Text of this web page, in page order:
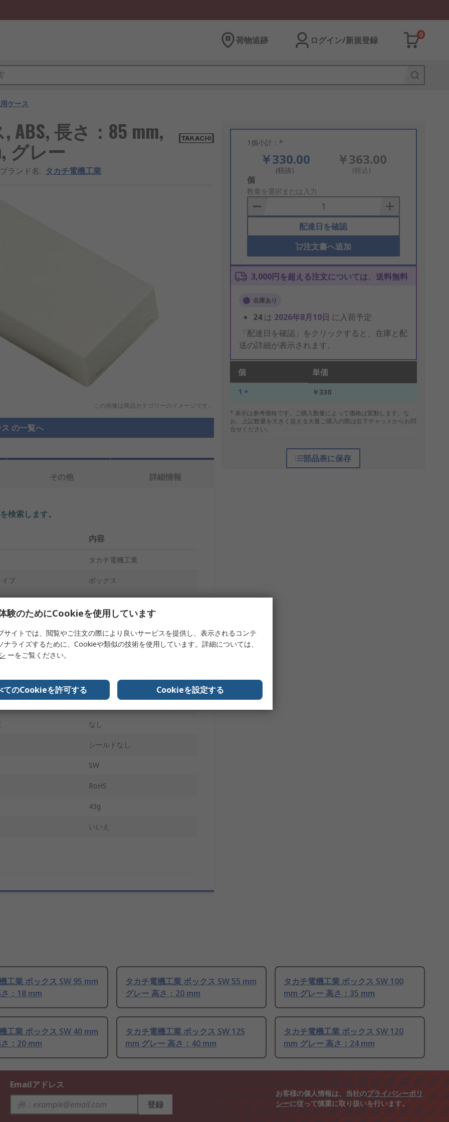
荷物追跡 ログイン/新規登録
0
ケース
長さ：85 mm,
グレー
ランド名: タカチ電機工業
この画像は商品カテゴリーのイメージです。
の一覧へ
1個小計：*
￥330.00
(税抜)
￥363.00
(税込)
Add
to
Basket
個
数量を選択または入力
配達日を確認
注文書へ追加
3,000円を超える注文については、送料無料
在庫あり
24は 2026年8月10日 に入荷予定
「配達日を確認」をクリックすると、在庫と配
送の詳細が表示されます。
個 単価
1 + ￥330
* 表示は参考価格です。ご購入数量によって価格は変動します。な
お、上記数量を大きく超える大量ご購入の際は右下チャットからお問
合せください。
部品表に保存
その他
詳細情報
検索します。
内容
タカチ電機工業
プ ボックス
85mm
グレー
なし
シールドなし
SW
RoHS
43g
いいえ
工業 ボックス SW 95 mm
：18 mm
タカチ電機工業 ボックス SW 55 mm
グレー 高さ：20 mm
タカチ電機工業 ボックス SW 100
mm グレー 高さ：35 mm
工業 ボックス SW 40 mm
：20 mm
タカチ電機工業 ボックス SW 125
mm グレー 高さ：40 mm
タカチ電機工業 ボックス SW 120
mm グレー 高さ：24 mm
Emailアドレス
登録
お客様の個人情報は、当社のプライバシーポリ
シーに従って慎重に取り扱いを行います。
験のためにCookieを使用しています
サイトでは、閲覧やご注文の際により良いサービスを提供し、表示されるコンテ
ナライズするために、Cookieや類似の技術を使用しています。詳細については、
ーをご覧ください。
てのCookieを許可する Cookieを設定する